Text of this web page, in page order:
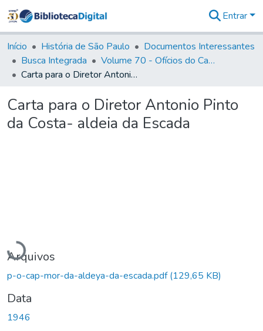
&
Coleções
Tudo na
Biblioteca
Estatísticas
Entrar
Início História de São Paulo
Documentos Interessantes
Busca Integrada
Volume 70 - Ofícios do Capitão General Martins Lopes de Saldanha aos diversos funcionários da Capitania (1775-1776)
Carta para o Diretor Antonio Pinto da Costa- aldeia da Escada
Carta para o Diretor Antonio Pinto
da Costa- aldeia da Escada
Carregando...
Arquivos
p-o-cap-mor-da-aldeya-da-escada.pdf(129,65 KB)
Data
1946